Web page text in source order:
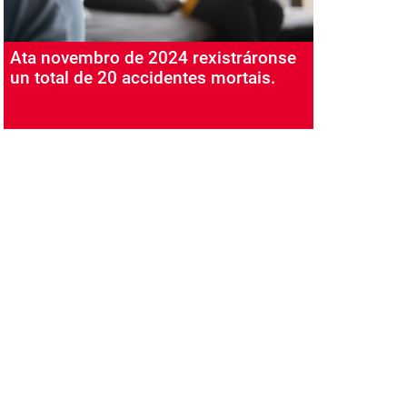
Ata novembro de 2024 rexistráronse
un total de 20 accidentes mortais.